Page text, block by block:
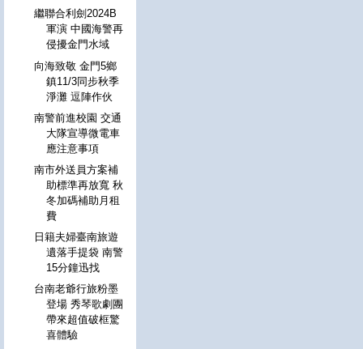
繼聯合利劍2024B
軍演 中國海警再
侵擾金門水域
向海致敬 金門5鄉
鎮11/3同步秋季
淨灘 逗陣作伙
南警前進校園 交通
大隊宣導微電車
應注意事項
南市外送員方案補
助標準再放寬 秋
冬加碼補助月租
費
日籍夫婦臺南旅遊
遺落手提袋 南警
15分鐘迅找
台南老爺行旅粉墨
登場 秀琴歌劇團
帶來超值破框驚
喜體驗